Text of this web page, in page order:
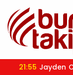
21:55 Jayden